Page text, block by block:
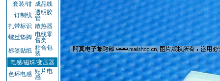
套装/钳 成品线
订制线 透明胶
管
扎带标识 散热器
螺丝垫脚 电线零
售类
标签贴纸 粘合包
装
电感/磁珠/变压器
色环电感 贴片电
感